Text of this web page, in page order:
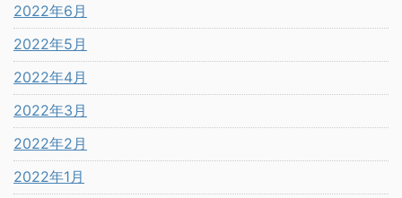
2022年6月
2022年5月
2022年4月
2022年3月
2022年2月
2022年1月